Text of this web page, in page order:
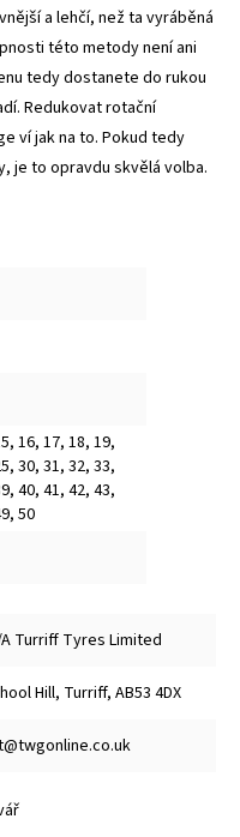
a lehčí, než ta vyráběná
této metody není ani
tedy dostanete do rukou
Redukovat rotační
ví jak na to. Pokud tedy
je to opravdu skvělá volba.
, 16, 17, 18, 19,
, 30, 31, 32, 33,
, 40, 41, 42, 43,
, 50
A Turriff Tyres Limited
Hill, Turriff, AB53 4DX